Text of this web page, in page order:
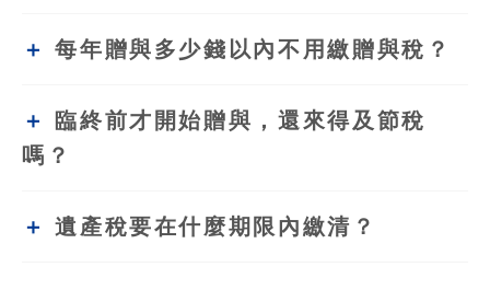
每年贈與多少錢以內不用繳贈與稅？
臨終前才開始贈與，還來得及節稅
嗎？
遺產稅要在什麼期限內繳清？